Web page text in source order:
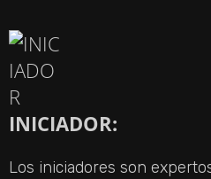
INICIADOR:
Los iniciadores son